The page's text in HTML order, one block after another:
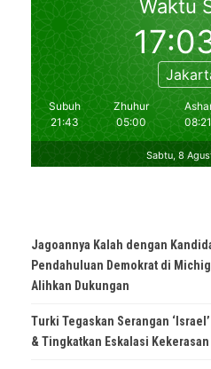
Jagoannya Kalah dengan
Pendahuluan Demokrat di
Alihkan Dukungan
Turki Tegaskan Serangan
& Tingkatkan Eskalasi Kekerasan